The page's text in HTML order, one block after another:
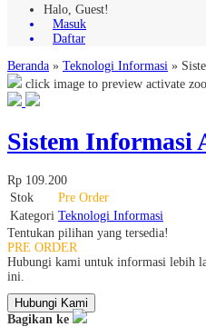
Halo, Guest!
Masuk
Daftar
Beranda » Teknologi Informasi »
click image to preview activate
Sistem Informasi
Rp 109.200
Stok
Pre Order
Kategori Teknologi Informasi
Tentukan pilihan yang tersedia!
PRE ORDER
Hubungi kami untuk informasi lebih
ini.
Hubungi Kami
Bagikan ke